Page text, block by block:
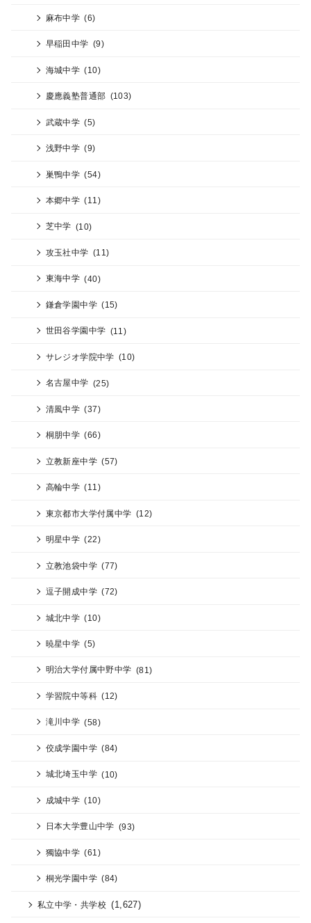
麻布中学 (6)
早稲田中学 (9)
海城中学 (10)
慶應義塾普通部 (103)
武蔵中学 (5)
浅野中学 (9)
巣鴨中学 (54)
本郷中学 (11)
芝中学 (10)
攻玉社中学 (11)
東海中学 (40)
鎌倉学園中学 (15)
世田谷学園中学 (11)
サレジオ学院中学 (10)
名古屋中学 (25)
清風中学 (37)
桐朋中学 (66)
立教新座中学 (57)
高輪中学 (11)
東京都市大学付属中学 (12)
明星中学 (22)
立教池袋中学 (77)
逗子開成中学 (72)
城北中学 (10)
暁星中学 (5)
明治大学付属中野中学 (81)
学習院中等科 (12)
滝川中学 (58)
佼成学園中学 (84)
城北埼玉中学 (10)
成城中学 (10)
日本大学豊山中学 (93)
獨協中学 (61)
桐光学園中学 (84)
私立中学・共学校 (1,627)